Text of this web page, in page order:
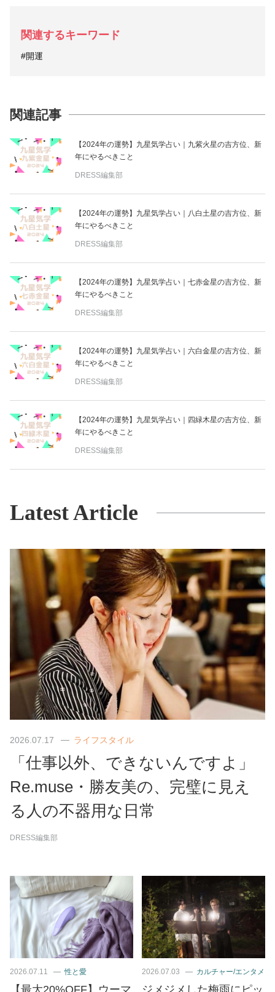
関連するキーワード
#開運
関連記事
【2024年の運勢】九星気学占い｜九紫火星の吉方位、新
年にやるべきこと
DRESS編集部
【2024年の運勢】九星気学占い｜八白土星の吉方位、新
年にやるべきこと
DRESS編集部
【2024年の運勢】九星気学占い｜七赤金星の吉方位、新
年にやるべきこと
DRESS編集部
【2024年の運勢】九星気学占い｜六白金星の吉方位、新
年にやるべきこと
DRESS編集部
【2024年の運勢】九星気学占い｜四緑木星の吉方位、新
年にやるべきこと
DRESS編集部
Latest Article
2026.07.17 ライフスタイル
「仕事以外、できないんですよ」
Re.muse・勝友美の、完璧に見え
る人の不器用な日常
DRESS編集部
2026.07.11 性と愛
【最大20%OFF】ウーマ
2026.07.03 カルチャー/エンタメ
ジメジメした梅雨にピッ